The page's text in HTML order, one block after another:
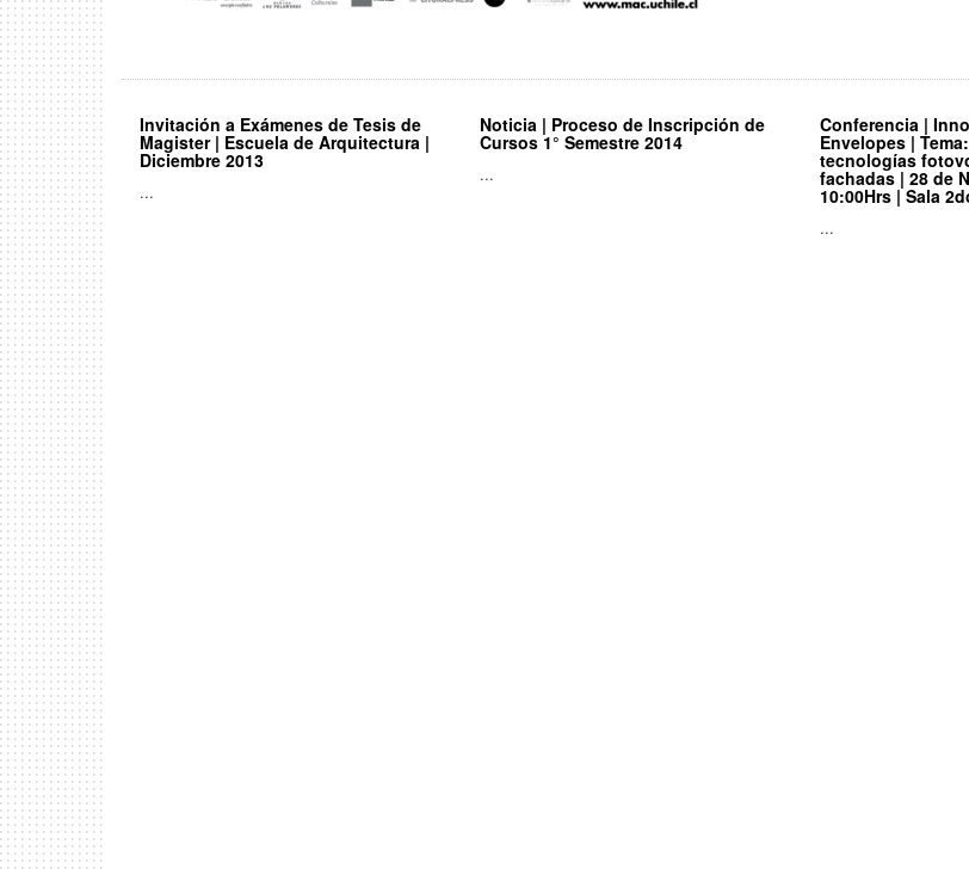
Invitación a Exámenes de Tesis de
Magister | Escuela de Arquitectura |
Diciembre 2013
...
Noticia | Proceso de Inscripción de
Cursos 1° Semestre 2014
...
Conferencia |
Envelopes |
tecnologías
fachadas | 28 de
10:00Hrs | Sala
...